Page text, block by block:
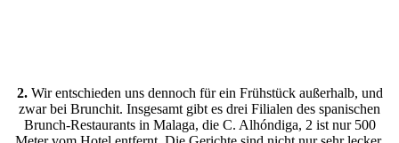
2. Wir entschieden uns dennoch für ein Frühstück außerhalb, und
zwar bei Brunchit. Insgesamt gibt es drei Filialen des spanischen
Brunch-Restaurants in Malaga, die C. Alhóndiga, 2 ist nur 500